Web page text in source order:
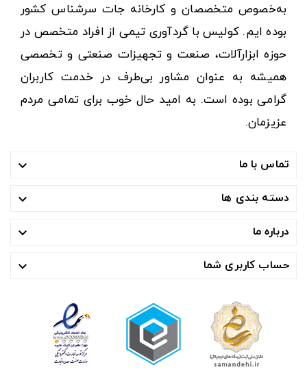
به‌خصوص متخصصان و کارخانه جات سرشناس کشور
بوده ایم. کولیس با گردآوری تیمی از افراد متخصص در
حوزه ابزارآلات، صنعت و تجهیزات صنعتی و تخصصی
همیشه به عنوان مشاور بی‌طرف در خدمت کاربران
گرامی بوده است. به امید حال خوب برای تمامی مردم
عزیزمان.
تماس با ما 
دسته بندی ها 
درباره ما 
حساب کاربری شما 